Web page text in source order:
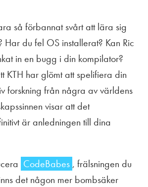
så förbannat svårt att lära sig
Har du fel OS installerat? Kan Ric
in en bugg i din kompilator?
KTH har glömt att spelifiera din
forskning från några av världens
visar att det
är anledningen till dina
CodeBabes , frälsningen du
det någon mer bombsäker